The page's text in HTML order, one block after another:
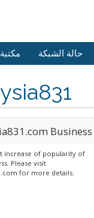
حالة الشبكة
Business
increase of popularity of
Please visit
for more details.